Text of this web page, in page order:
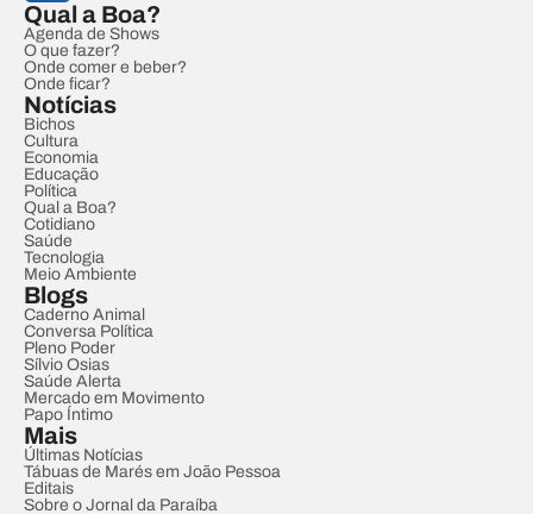
Qual a Boa?
Agenda de Shows
O que fazer?
Onde comer e beber?
Onde ficar?
Notícias
Bichos
Cultura
Economia
Educação
Política
Qual a Boa?
Cotidiano
Saúde
Tecnologia
Meio Ambiente
Blogs
Caderno Animal
Conversa Política
Pleno Poder
Sílvio Osias
Saúde Alerta
Mercado em Movimento
Papo Íntimo
Mais
Últimas Notícias
Tábuas de Marés em João Pessoa
Editais
Sobre o Jornal da Paraíba